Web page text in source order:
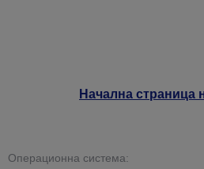
Начална страница
Операционна система: